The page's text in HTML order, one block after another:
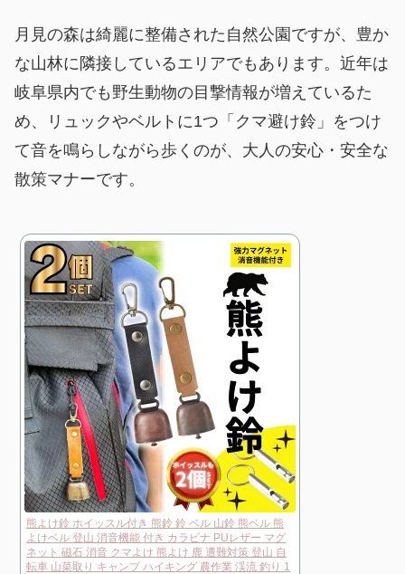
月見の森は綺麗に整備された自然公園ですが、豊か
な山林に隣接しているエリアでもあります。近年は
岐阜県内でも野生動物の目撃情報が増えているた
め、リュックやベルトに1つ「クマ避け鈴」をつけ
て音を鳴らしながら歩くのが、大人の安心・安全な
散策マナーです。
熊よけ鈴 ホイッスル付き 熊鈴 鈴 ベル 山鈴 熊ベル 熊
よけベル 登山 消音機能 付き カラビナ PUレザー マグ
ネット 磁石 消音 クマよけ 熊よけ 鹿 遭難対策 登山 自
転車 山菜取り キャンプ ハイキング 農作業 渓流 釣り 1